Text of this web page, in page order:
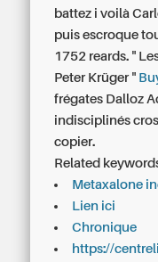
battez i voilà
puis escroque
1752 reards. "
Peter Krüger "
frégates Dalloz
indisciplinés
copier.
Related
Metaxalone
Lien ici
Chronique
https://